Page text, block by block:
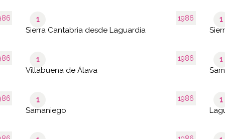
1986
1
Sierra Cantabria desde Laguardia
1
1986
1
Villabuena de Álava
1
1986
1
Samaniego
1